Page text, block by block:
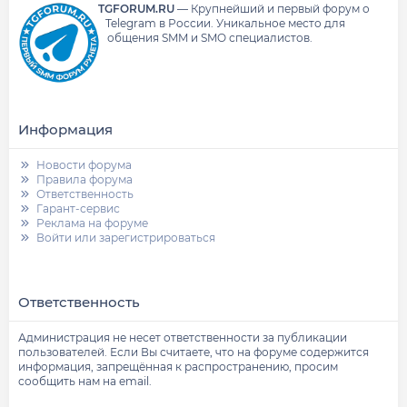
TGFORUM.RU— Крупнейший и первый форум о
Telegram в России. Уникальное место для
общения SMM и SMO специалистов.
Информация
Новости форума
Правила форума
Ответственность
Гарант-сервис
Реклама на форуме
Войти или зарегистрироваться
Ответственность
Администрация не несет ответственности за публикации
пользователей. Если Вы считаете, что на форуме содержится
информация, запрещённая к распространению, просим
сообщить нам на email.